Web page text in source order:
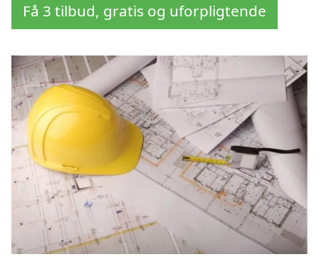
Få 3 tilbud, gratis og uforpligtende